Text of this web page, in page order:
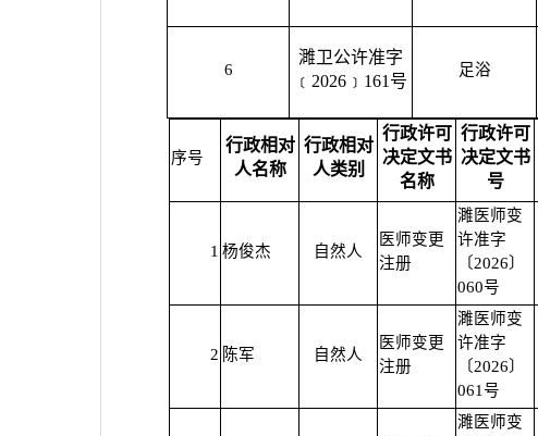
6
濉卫公许准字
﹝2026﹞161号
足浴
序号
行政相对
人名称
行政相对
人类别
行政许可
决定文书
名称
行政许可
决定文书
号
1 杨俊杰 自然人
医师变更
注册
濉医师变
许准字
〔2026〕
060号
2 陈军 自然人
医师变更
注册
濉医师变
许准字
〔2026〕
061号
濉医师变